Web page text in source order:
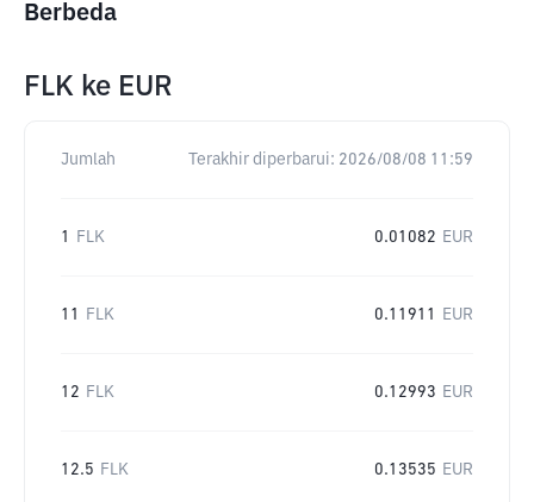
Berbeda
FLK ke EUR
Jumlah Terakhir diperbarui: 2026/08/08 11:59
1 FLK 0.01082 EUR
11 FLK 0.11911 EUR
12 FLK 0.12993 EUR
12.5 FLK 0.13535 EUR